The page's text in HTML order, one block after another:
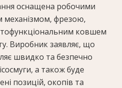
оснащена робочими
фрезою,
ковшем
Виробник заявляє, що
швидко та безпечно
а також буде
позицій, окопів та